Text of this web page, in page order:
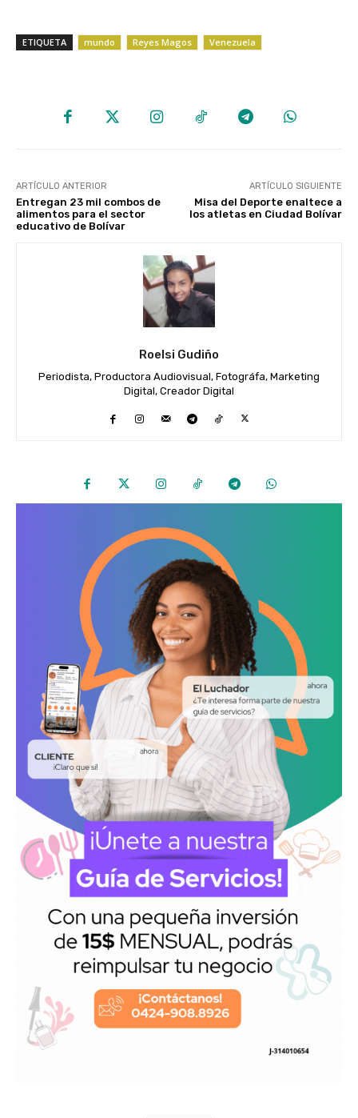
ETIQUETA mundo Reyes Magos Venezuela
ARTÍCULO ANTERIOR
Entregan 23 mil combos de
alimentos para el sector
educativo de Bolívar
ARTÍCULO SIGUIENTE
Misa del Deporte enaltece a
los atletas en Ciudad Bolívar
Roelsi Gudiño
Periodista, Productora Audiovisual, Fotográfa, Marketing
Digital, Creador Digital